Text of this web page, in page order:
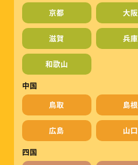
京都
大阪
滋賀 兵庫
和歌山
中国
鳥取
島根
広島
山口
四国